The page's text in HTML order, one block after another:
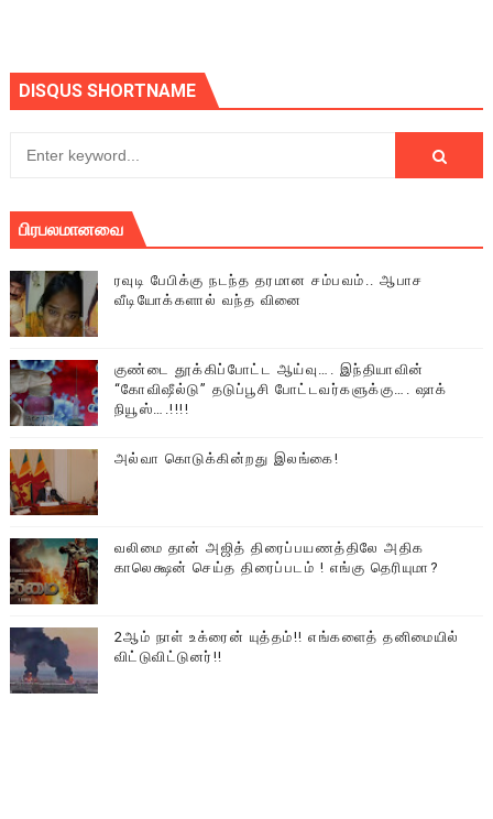
DISQUS SHORTNAME
பிரபலமானவை
ரவுடி பேபிக்கு நடந்த தரமான சம்பவம்.. ஆபாச
வீடியோக்களால் வந்த வினை
குண்டை தூக்கிப்போட்ட ஆய்வு…. இந்தியாவின்
“கோவிஷீல்டு” தடுப்பூசி போட்டவர்களுக்கு…. ஷாக்
நியூஸ்….!!!!
அல்வா கொடுக்கின்றது இலங்கை!
வலிமை தான் அஜித் திரைப்பயணத்திலே அதிக
காலெக்ஷன் செய்த திரைப்படம் ! எங்கு தெரியுமா?
2ஆம் நாள் உக்ரைன் யுத்தம்!! எங்களைத் தனிமையில்
விட்டுவிட்டுனர்!!